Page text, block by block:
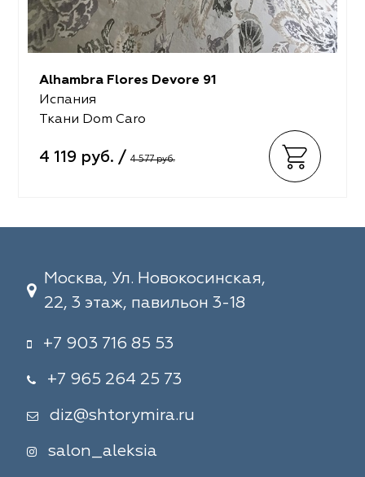
Alhambra Flores Devore 91
Испания
Ткани Dom Caro
4 119 руб. / 4 577 руб.
Москва, Ул. Новокосинская,
22, 3 этаж, павильон 3-18
+7 903 716 85 53
+7 965 264 25 73
diz@shtorymira.ru
salon_aleksia